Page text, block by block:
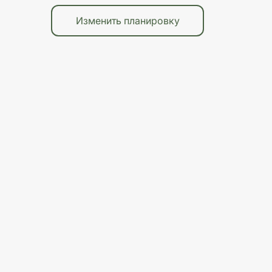
Изменить планировку